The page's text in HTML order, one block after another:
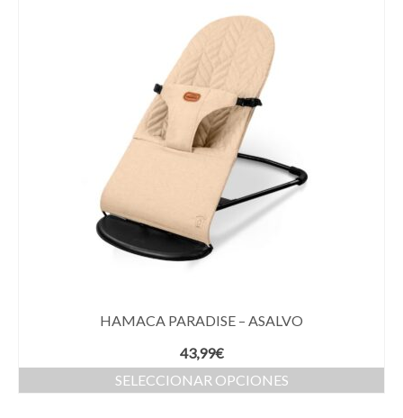
HAMACA PARADISE – ASALVO
43,99€
SELECCIONAR OPCIONES